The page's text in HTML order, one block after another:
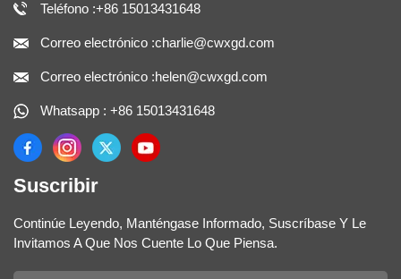
Teléfono :+86 15013431648
Correo electrónico :charlie@cwxgd.com
Correo electrónico :helen@cwxgd.com
Whatsapp : +86 15013431648
Suscribir
Continúe Leyendo, Manténgase Informado, Suscríbase Y Le
Invitamos A Que Nos Cuente Lo Que Piensa.